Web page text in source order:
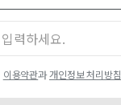
이용약관과개인정보 처리방침